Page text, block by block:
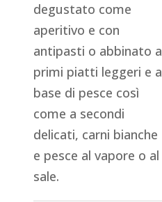
degustato come
aperitivo e con
antipasti o abbinato a
primi piatti leggeri e a
base di pesce così
come a secondi
delicati, carni bianche
e pesce al vapore o al
sale.